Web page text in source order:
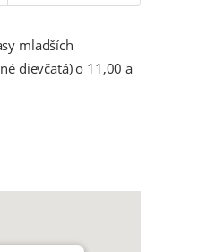
mladších
dievčatá) o 11,00 a